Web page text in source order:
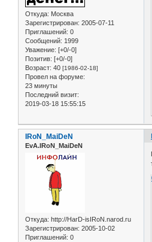
Откуда: Москва
Зарегистрирован: 2005-07-11
Приглашений: 0
Сообщений: 1999
Уважение: [+0/-0]
Позитив: [+0/-0]
Возраст: 40 [1986-02-18]
Провел на форуме:
23 минуты
Последний визит:
2019-03-18 15:55:15
IRoN_MaiDeN
EvA.IRoN_MaiDeN
Откуда: http://HarD-isIRoN.narod.ru
Зарегистрирован: 2005-10-02
Приглашений: 0